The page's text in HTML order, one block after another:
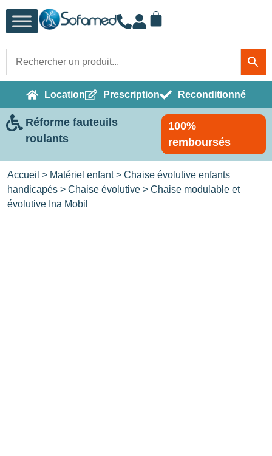
Location Prescription Reconditionné
Réforme fauteuils
roulants
100%
remboursés
Accueil > Matériel enfant> Chaise évolutive enfants
handicapés > Chaise évolutive > Chaise modulable et
évolutive Ina Mobil